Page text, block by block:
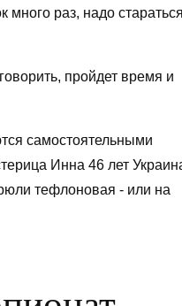
много раз, надо
пройдет время и
самостоятельными
Инна 46 лет
тефлоновая - или на